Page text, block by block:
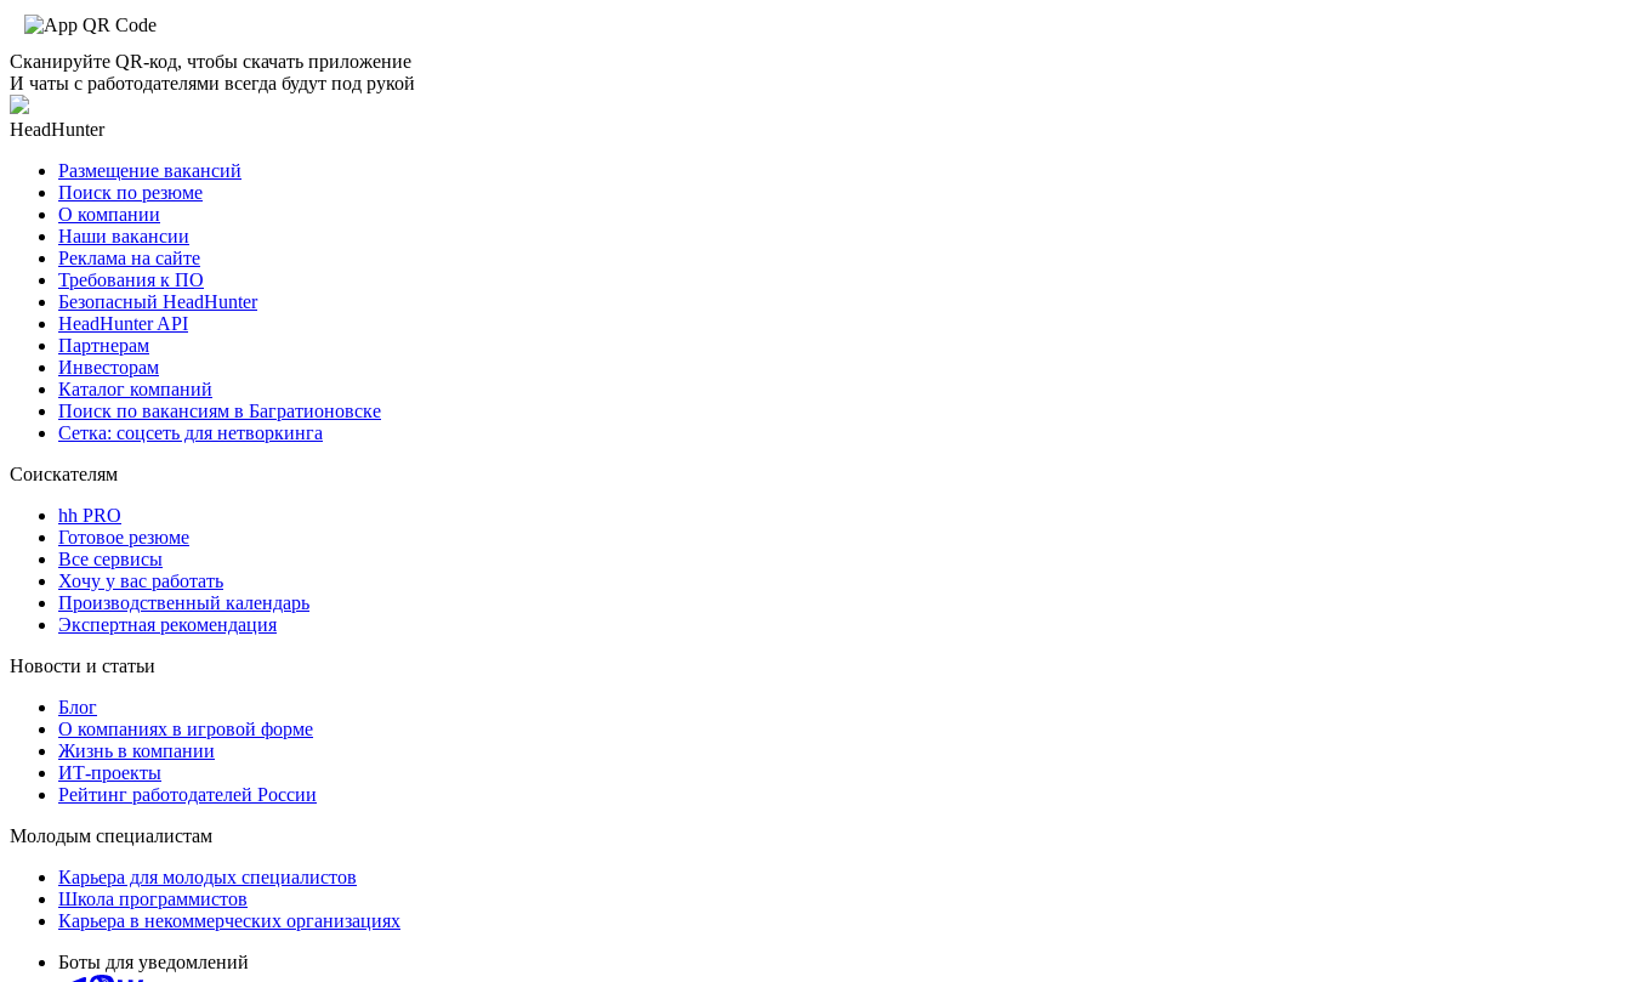
Сканируйте QR-код, чтобы скачать приложение
И чаты с работодателями всегда будут под рукой
HeadHunter
Размещение вакансий
Поиск по резюме
О компании
Наши вакансии
Реклама на сайте
Требования к ПО
Безопасный HeadHunter
HeadHunter API
Партнерам
Инвесторам
Каталог компаний
Поиск по вакансиям в Багратионовске
Сетка: соцсеть для нетворкинга
Соискателям
hh PRO
Готовое резюме
Все сервисы
Хочу у вас работать
Производственный календарь
Экспертная рекомендация
Новости и статьи
Блог
О компаниях в игровой форме
Жизнь в компании
ИТ-проекты
Рейтинг работодателей России
Молодым специалистам
Карьера для молодых специалистов
Школа программистов
Карьера в некоммерческих организациях
Боты для уведомлений